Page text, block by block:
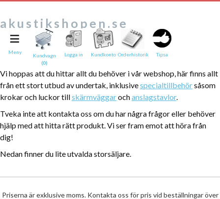
akustikshopen.se
Vi hoppas att du hittar allt du behöver i vår webshop, här finns allt
från ettstort utbud av undertak, inklusivespecialtillbehörsåsom
krokar och luckor tillskärmväggarochanslagstavlor.
Tveka inte att kontakta oss om du har några frågor eller behöver
hjälp med att hitta rätt produkt. Vi ser fram emot att höra från
dig!
Nedan finner du lite utvalda storsäljare.
≡
Meny
Kundvagn
(0)
Logga in Kundkonto Orderhistorik Tipsa
Priserna är exklusive moms. Kontakta oss för pris vid beställningar över
Tipsa en vän:
e-post*
Text
Direktlänk till denna sida
Länken ovan kommer att bakas in i ditt tips!